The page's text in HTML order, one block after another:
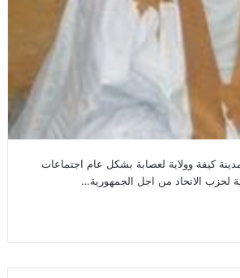
كيفة وولاية لعصابة بشكل عام اجتماعات
لحزب الاتحاد من اجل الجمهورية…